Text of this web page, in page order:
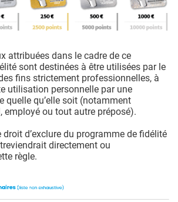
attribuées dans le cadre de ce
sont destinées à être utilisées par le
fins strictement professionnelles, à
utilisation personnelle par une
quelle qu’elle soit (notamment
employé ou tout autre préposé).
droit d’exclure du programme de fidélité
directement ou
règle.